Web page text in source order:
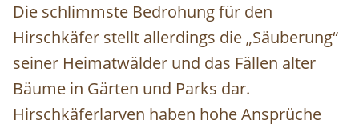
Die schlimmste Bedrohung für den
Hirschkäfer stellt allerdings die „Säuberung“
seiner Heimatwälder und das Fällen alter
Bäume in Gärten und Parks dar.
Hirschkäferlarven haben hohe Ansprüche